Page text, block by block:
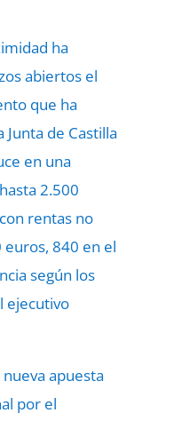
ha
abiertos el
que ha
de Castilla
en una
2.500
rentas no
840 en el
según los
ejecutivo
apuesta
por el